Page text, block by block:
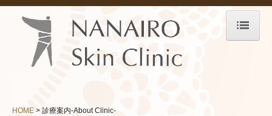
HOME
HOME 診療案内-About Clinic-